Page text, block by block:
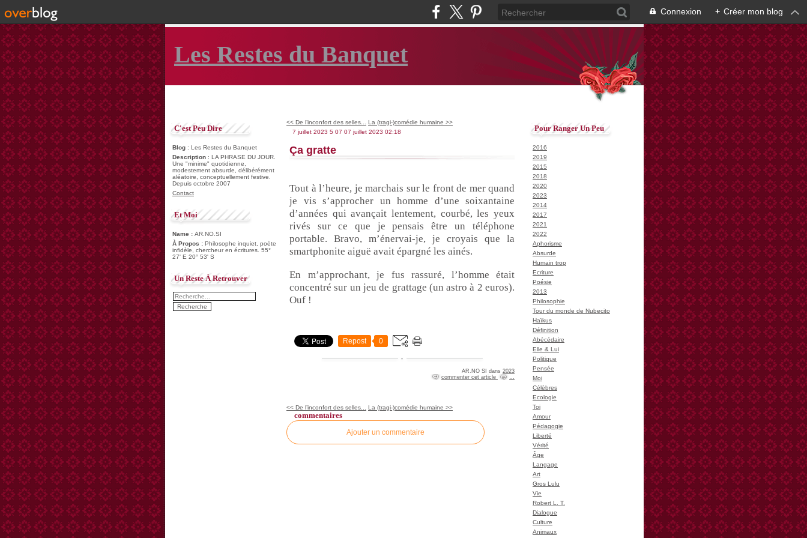
Connexion + Créer mon blog
Les Restes du Banquet
C'est Peu Dire
Blog : Les Restes du Banquet
Description : LA PHRASE DU JOUR.
Une "minime" quotidienne,
modestement absurde, délibérément
aléatoire, conceptuellement festive.
Depuis octobre 2007
Contact
Et Moi
Name : AR.NO.SI
À Propos : Philosophe inquiet, poète
infidèle, chercheur en écritures. 55°
27' E 20° 53' S
Un Reste À Retrouver
<< De l’inconfort des selles...
La (tragi-)comédie humaine >>
7 juillet 2023 5 07 07 juillet 2023 02:18
Ça gratte
Tout à l’heure, je marchais sur le front de mer quand
je vis s’approcher un homme d’une soixantaine
d’années qui avançait lentement, courbé, les yeux
rivés sur ce que je pensais être un téléphone
portable. Bravo, m’énervai-je, je croyais que la
smartphonite aiguë avait épargné les ainés.
En m’approchant, je fus rassuré, l’homme était
concentré sur un jeu de grattage (un astro à 2 euros).
Ouf !
Repost 0
AR.NO SI dans 2023
commenter cet article
<< De l’inconfort des selles... La (tragi-)comédie humaine >>
commentaires
Ajouter un commentaire
Pour Ranger Un Peu
2016
2019
2015
2018
2020
2023
2014
2017
2021
2022
Aphorisme
Absurde
Humain trop
Ecriture
Poésie
2013
Philosophie
Tour du monde de Nubecito
Haïkus
Définition
Abécédaire
Elle & Lui
Politique
Pensée
Moi
Célèbres
Ecologie
Toi
Amour
Pédagogie
Liberté
Vérité
Âge
Langage
Art
Gros Lulu
Vie
Robert L. T.
Dialogue
Culture
Animaux